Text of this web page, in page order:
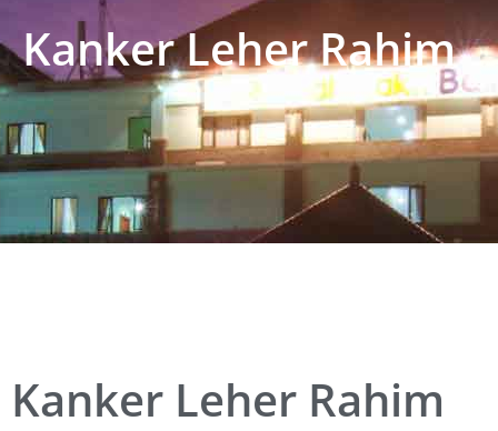
Kanker Leher Rahim
Kanker Leher Rahim